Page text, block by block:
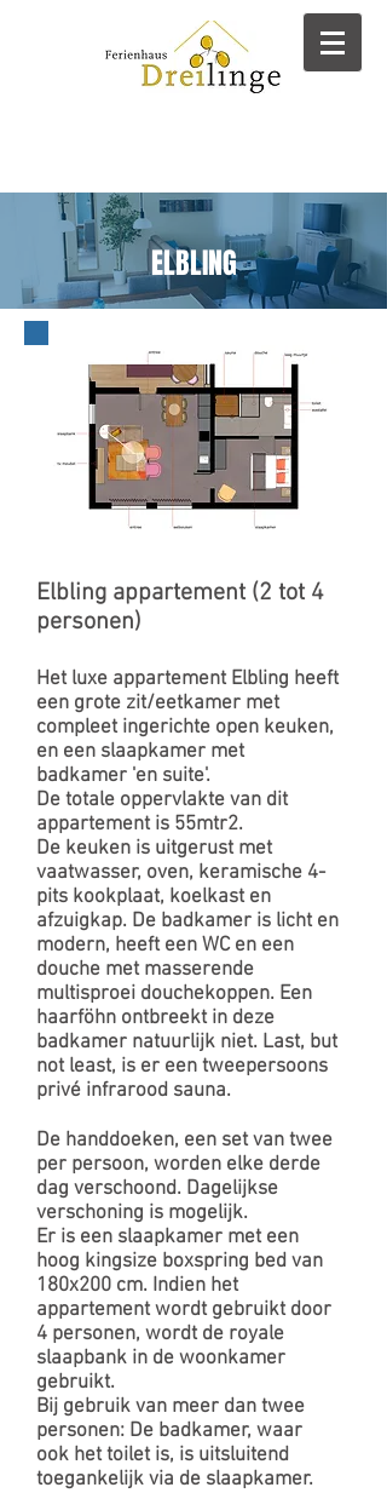
ELBLING
Elbling appartement (2 tot 4
personen)
Het luxe appartement Elbling heeft
een grote zit/eetkamer met
compleet ingerichte open keuken,
en een slaapkamer met
badkamer 'en suite'.
De totale oppervlakte van dit
appartement is 55mtr2.
De keuken is uitgerust met
vaatwasser, oven, keramische 4-
pits kookplaat, koelkast en
afzuigkap. De badkamer is licht en
modern, heeft een WC en een
douche met masserende
multisproei douchekoppen. Een
haarföhn ontbreekt in deze
badkamer natuurlijk niet. Last, but
not least, is er een tweepersoons
privé infrarood sauna.
De handdoeken, een set van twee
per persoon, worden elke derde
dag verschoond. Dagelijkse
verschoning is mogelijk.
Er is een slaapkamer met een
hoog kingsize boxspring bed van
180x200 cm. Indien het
appartement wordt gebruikt door
4 personen, wordt de royale
slaapbank in de woonkamer
gebruikt.
Bij gebruik van meer dan twee
personen: De badkamer, waar
ook het toilet is, is uitsluitend
toegankelijk via de slaapkamer.